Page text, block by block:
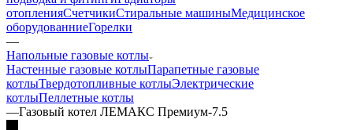
отопленияСчетчикиСтиральные машиныМедицинское
оборудованниеГорелки
—
Напольные газовые котлы
Настенные газовые котлыПарапетные газовые
котлыТвердотопливные котлыЭлектрические
котлыПеллетные котлы
—Газовый котел ЛЕМАКС Премиум-7.5